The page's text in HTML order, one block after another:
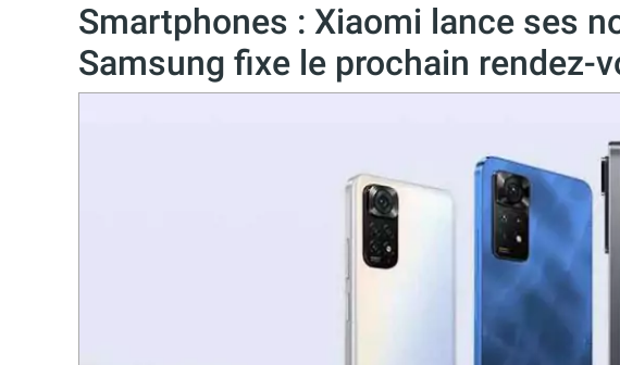
Smartphones : Xiaomi lance ses
Samsung fixe le prochain rendez-